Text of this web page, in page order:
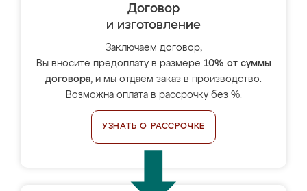
Договор
и изготовление
Заключаем договор,
Вы вносите предоплату в размере 10% от суммы
договора, и мы отдаём заказ в производство.
Возможна оплата в рассрочку без %.
УЗНАТЬ О РАССРОЧКЕ